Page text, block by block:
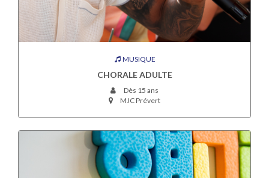
MUSIQUE
CHORALE ADULTE
Dès 15 ans
MJC Prévert